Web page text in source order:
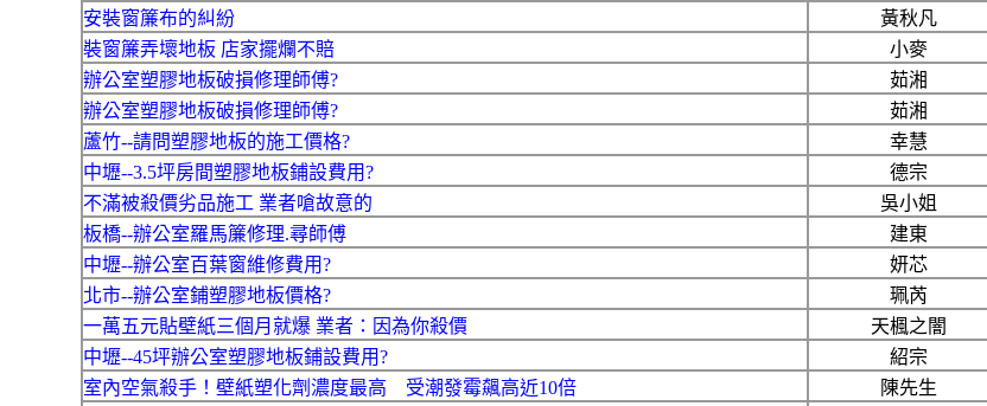
安裝窗簾布的糾紛 黃秋凡
裝窗簾弄壞地板 店家擺爛不賠 小麥
辦公室塑膠地板破損修理師傅? 茹湘
辦公室塑膠地板破損修理師傅? 茹湘
蘆竹--請問塑膠地板的施工價格? 幸慧
中壢--3.5坪房間塑膠地板鋪設費用? 德宗
不滿被殺價劣品施工 業者嗆故意的 吳小姐
板橋--辦公室羅馬簾修理.尋師傅 建東
中壢--辦公室百葉窗維修費用? 妍芯
北市--辦公室鋪塑膠地板價格? 珮芮
一萬五元貼壁紙三個月就爆 業者：因為你殺價 天楓之闇
中壢--45坪辦公室塑膠地板鋪設費用? 紹宗
室內空氣殺手！壁紙塑化劑濃度最高 受潮發霉飆高近10倍 陳先生